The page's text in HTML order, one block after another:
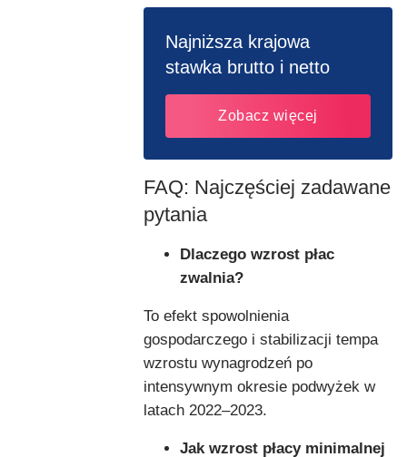
Najniższa krajowa
stawka brutto i netto
Zobacz więcej
FAQ: Najczęściej zadawane
pytania
Dlaczego wzrost płac
zwalnia?
To efekt spowolnienia
gospodarczego i stabilizacji tempa
wzrostu wynagrodzeń po
intensywnym okresie podwyżek w
latach 2022–2023.
Jak wzrost płacy minimalnej